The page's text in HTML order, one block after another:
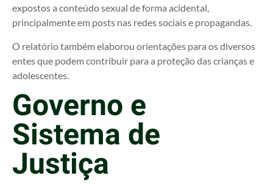
expostos a conteúdo sexual de forma acidental,
principalmente em posts nas redes sociais e propagandas.
O relatório também elaborou orientações para os diversos
entes que podem contribuir para a proteção das crianças e
adolescentes.
Governo e
Sistema de
Justiça